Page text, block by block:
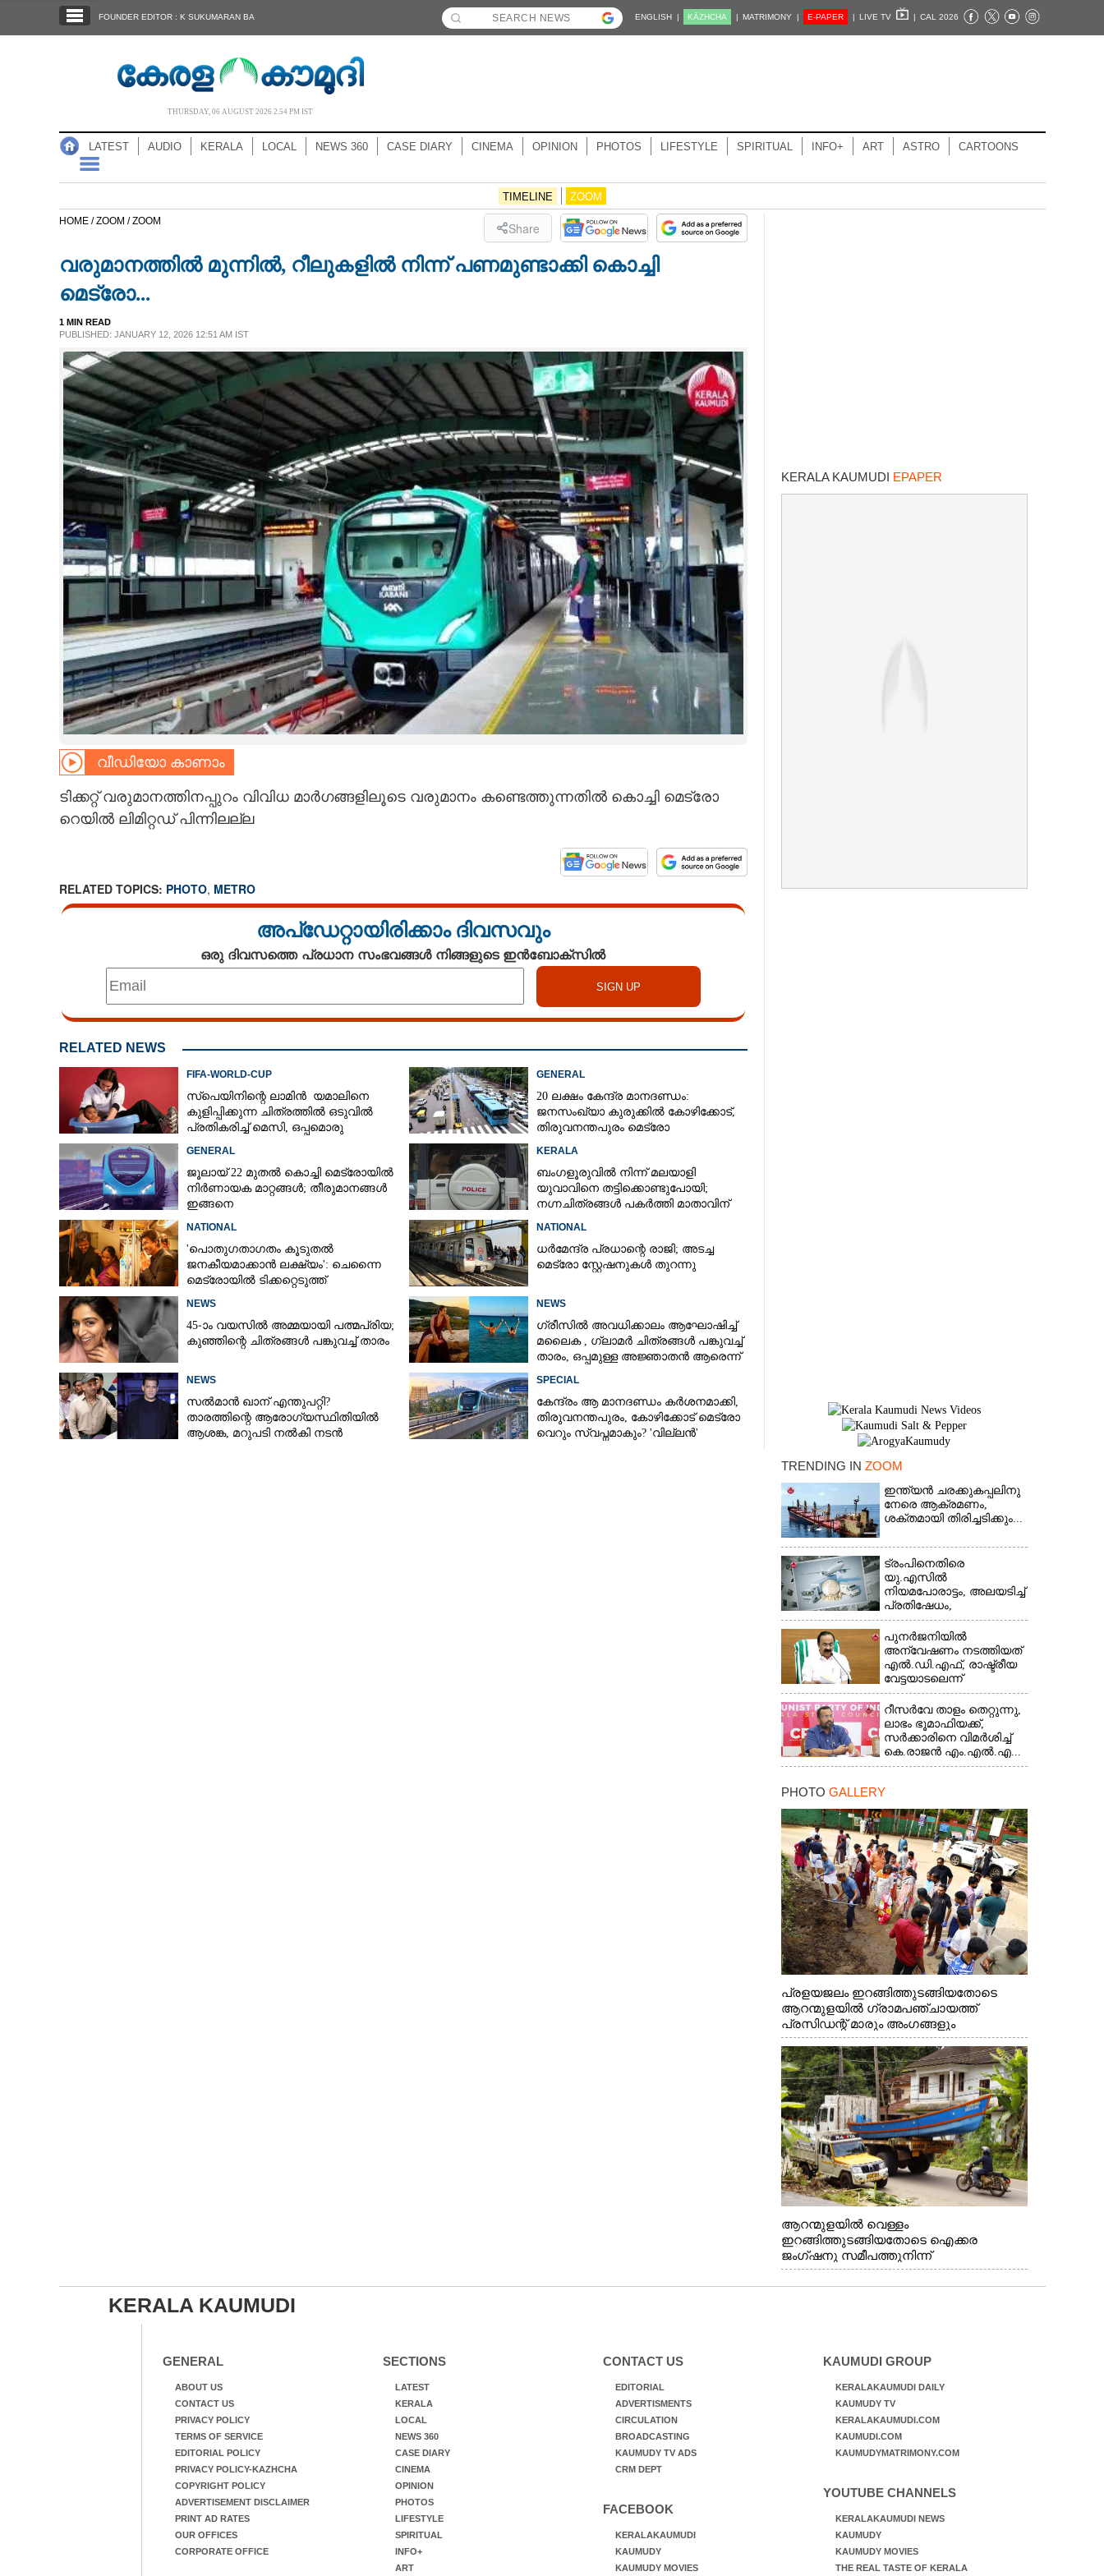
NOTIFIED NEWS
NEWS 360
CASE DIARY
LIFESTYLE
SPIRITUAL
CARTOONS
CONTACT US
FOUNDER EDITOR : K SUKUMARAN BA ENGLISH | KĀZHCHA | MATRIMONY | E-PAPER | LIVE TV | CAL 2026
THURSDAY, 06 AUGUST 2026 2.54 PM IST
LATEST AUDIO KERALA LOCAL NEWS 360 CASE DIARY CINEMA OPINION PHOTOS LIFESTYLE SPIRITUAL INFO+ ART ASTRO CARTOONS
TIMELINE ZOOM
HOME /ZOOM /ZOOM Share
വരുമാനത്തിൽ മുന്നിൽ, റീലുകളിൽ നിന്ന് പണമുണ്ടാക്കി കൊച്ചി
മെട്രോ...
1 MIN READ
PUBLISHED: JANUARY 12, 2026 12:51 AM IST
വീഡിയോ കാണാം
ടിക്കറ്റ് വരുമാനത്തിനപ്പുറം വിവിധ മാർഗങ്ങളിലൂടെ വരുമാനം കണ്ടെത്തുന്നതിൽ കൊച്ചി മെട്രോ
റെയിൽ ലിമിറ്റഡ് പിന്നിലല്ല
RELATED TOPICS: PHOTO, METRO
അപ്ഡേറ്റായിരിക്കാം ദിവസവും
ഒരു ദിവസത്തെ പ്രധാന സംഭവങ്ങൾ നിങ്ങളുടെ ഇൻബോക്സിൽ
RELATED NEWS
FIFA-WORLD-CUP
സ്‌പെയിനിന്റെ ലാമിൻ യമാലിനെ
കുളിപ്പിക്കുന്ന ചിത്രത്തിൽ ഒടുവിൽ
പ്രതികരിച്ച് മെസി, ഒപ്പമൊരു
GENERAL
20 ലക്ഷം കേന്ദ്ര മാനദണ്ഡം:
ജനസംഖ്യാ കുരുക്കിൽ കോഴിക്കോട്,​
തിരുവനന്തപുരം മെട്രോ
GENERAL
ജൂലായ് 22 മുതല്‍ കൊച്ചി മെട്രോയില്‍
നിര്‍ണായക മാറ്റങ്ങള്‍; തീരുമാനങ്ങള്‍
ഇങ്ങനെ
KERALA
ബംഗളൂരുവിൽ നിന്ന് മലയാളി
യുവാവിനെ തട്ടിക്കൊണ്ടുപോയി;
നഗ്നചിത്രങ്ങൾ പകർത്തി മാതാവിന്
NATIONAL
'പൊതുഗതാഗതം കൂടുതൽ
ജനകീയമാക്കാൻ ലക്ഷ്യം': ചെന്നൈ
മെട്രോയിൽ ടിക്കറ്റെടുത്ത്
NATIONAL
ധർമേന്ദ്ര പ്രധാന്റെ രാജി; അടച്ച
മെട്രോ സ്റ്റേഷനുകൾ തുറന്നു
NEWS
45-ാം വയസിൽ അമ്മയായി പത്മപ്രിയ;
കുഞ്ഞിന്റെ ചിത്രങ്ങൾ പങ്കുവച്ച് താരം
NEWS
ഗ്രീസിൽ അവധിക്കാലം ആഘോഷിച്ച്
മലൈക ,​ ഗ്ലാമർ ചിത്രങ്ങൾ പങ്കുവച്ച്
താരം,​ ഒപ്പമുള്ള അജ്ഞാതൻ ആരെന്ന്
NEWS
സൽമാൻ ഖാന് എന്തുപറ്റി?
താരത്തിന്റെ ആരോഗ്യസ്ഥിതിയിൽ
ആശങ്ക, മറുപടി നൽകി നടൻ
SPECIAL
കേന്ദ്രം ആ മാനദണ്ഡം കർശനമാക്കി,
തിരുവനന്തപുരം, കോഴിക്കോട് മെട്രോ
വെറും സ്വപ്നമാകും? 'വില്ലൻ'
KERALA KAUMUDI EPAPER
TRENDING IN ZOOM
ഇന്ത്യൻ ചരക്കുകപ്പലിനു
നേരെ ആക്രമണം,
ശക്തമായി തിരിച്ചടിക്കും...
ട്രംപിനെതിരെ
യു.എസിൽ
നിയമപോരാട്ടം, അലയടിച്ച്
പ്രതിഷേധം,
ഭയന്നുവിറച്ച്...
പുനർജനിയിൽ
അന്വേഷണം നടത്തിയത്
എൽ.ഡി.എഫ്, രാഷ്ട്രീയ
വേട്ടയാടലെന്ന്
പറഞ്ഞിട്ടില്ല...
റീസർവേ താളം തെറ്റുന്നു,
ലാഭം ഭൂമാഫിയക്ക്,
സർക്കാരിനെ വിമർശിച്ച്
കെ.രാജൻ എം.എൽ.എ...
PHOTO GALLERY
പ്രളയജലം ഇറങ്ങിത്തുടങ്ങിയതോടെ
ആറന്മുളയിൽ ഗ്രാമപഞ്ചായത്ത്
പ്രസിഡന്റ് മാരും അംഗങ്ങളും
രാഷ്ട്രീയപ്രവത്തകരും അടങ്ങുന്ന സംഘം
റോഡിൽ അടിഞ്ഞ് കൂടിയ ചെളിയും മണ്ണും
മറ്റ് മാലിന്യങ്ങളും നീക്കം ചെയ്യുന്നു.
ആറന്മുളയിൽ വെള്ളം
ഇറങ്ങിത്തുടങ്ങിയതോടെ ഐക്കര
ജംഗ്ഷനു സമീപത്തുനിന്ന്
രക്ഷാപ്രവർത്തനത്തിന് കൊല്ലത്ത് നിന്ന്
എത്തിയ ബോട്ടുകൾ
KERALA KAUMUDI
GENERAL
ABOUT US
CONTACT US
PRIVACY POLICY
TERMS OF SERVICE
EDITORIAL POLICY
PRIVACY POLICY-KAZHCHA
COPYRIGHT POLICY
ADVERTISEMENT DISCLAIMER
PRINT AD RATES
OUR OFFICES
CORPORATE OFFICE
SECTIONS
LATEST
KERALA
LOCAL
NEWS 360
CASE DIARY
CINEMA
OPINION
PHOTOS
LIFESTYLE
SPIRITUAL
INFO+
ART
CONTACT US
EDITORIAL
ADVERTISMENTS
CIRCULATION
BROADCASTING
KAUMUDY TV ADS
CRM DEPT
FACEBOOK
KERALAKAUMUDI
KAUMUDY
KAUMUDY MOVIES
KAUMUDI GROUP
KERALAKAUMUDI DAILY
KAUMUDY TV
KERALAKAUMUDI.COM
KAUMUDI.COM
KAUMUDYMATRIMONY.COM
YOUTUBE CHANNELS
KERALAKAUMUDI NEWS
KAUMUDY
KAUMUDY MOVIES
THE REAL TASTE OF KERALA
Share this link